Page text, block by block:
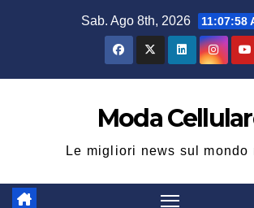
Sab. Ago 8th, 2026 11:07:58
Moda
Le migliori news sul mondo